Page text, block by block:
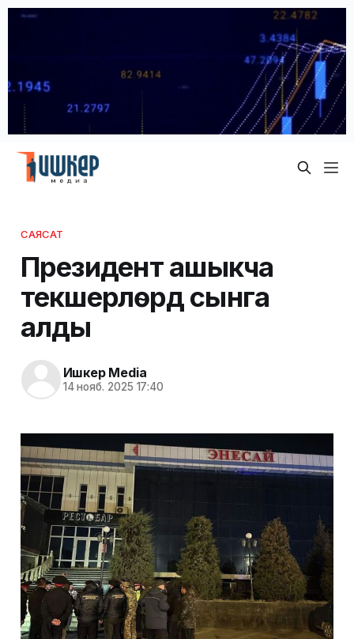
САЯСАТ
Президент ашыкча
текшерүүлөрдү сынга
алды
Ишкер Media
14 нояб. 2025 17:40